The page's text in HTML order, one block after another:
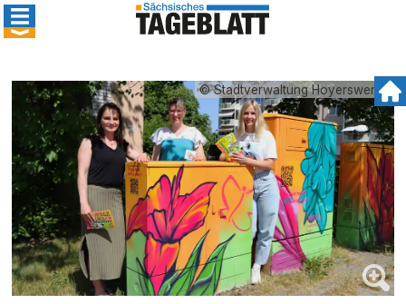
© Stadtverwaltung Hoyerswerda